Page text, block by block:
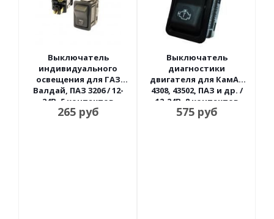
Выключатель
индивидуального
освещения для ГАЗ
Валдай, ПАЗ 3206 / 12-
24В, 5 контактов
Радиодеталь
265руб
Выключатель
диагностики
двигателя для КамАЗ
4308, 43502, ПАЗ и др. /
12-24В, 8 контактов
Автоарматура
575руб